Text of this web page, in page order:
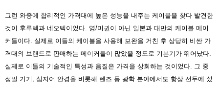
그런 와중에 합리적인 가격대에 높은 성능을 내주는 케이블을 찾다 발견한
것이 후루텍과 네오텍이었다. 영/미권이 아닌 일본과 대만의 케이블 메이
커들이다. 실제로 이들의 케이블을 사용해 보완을 거친 후 상당히 비싼 가
격대의 브랜드로 판매하는 메이커들이 많았을 정도로 기본기가 뛰어났다.
실제로 이들의 기술적인 특성과 음질은 가격을 상회하는 것이었다. 그 중
정밀 기기, 심지어 안경을 비롯해 렌즈 등 광학 분야에서도 항상 선두에 섰